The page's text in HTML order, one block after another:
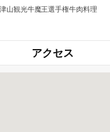
津山観光牛魔王選手権牛肉料理
アクセス